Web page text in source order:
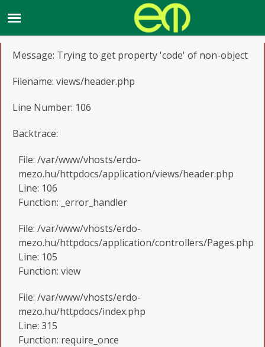
Message: Trying to get property 'code' of non-object
Filename: views/header.php
Line Number: 106
Backtrace:
File: /var/www/vhosts/erdo-
mezo.hu/httpdocs/application/views/header.php
Line: 106
Function: _error_handler
File: /var/www/vhosts/erdo-
mezo.hu/httpdocs/application/controllers/Pages.php
Line: 105
Function: view
File: /var/www/vhosts/erdo-
mezo.hu/httpdocs/index.php
Line: 315
Function: require_once